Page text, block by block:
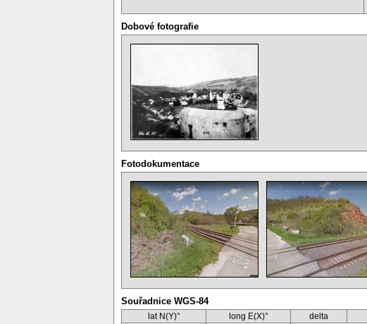
Dobové fotografie
Fotodokumentace
Souřadnice WGS-84
lat N(Y)° long E(X)° delta